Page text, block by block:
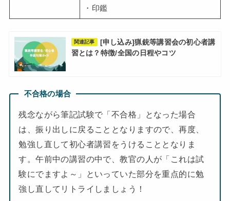
・印鑑
関連記事
[申し込み]猟銃等講習会の初心者講
習とは？特徴/全国の日程やコツ
不合格の場合
残念ながら筆記試験で「不合格」となった場合
は、振り出しに戻ることとなりますので、再度、
勉強し直して初心者講習をうけることとなりま
す。午前中の講習の中で、教官の人が「これは試
験にでますよ～」といっていた部分を重点的に勉
強し直してリトライしましょう！